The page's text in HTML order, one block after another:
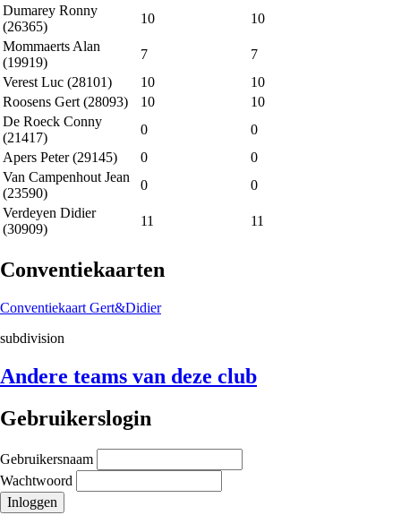
Dumarey Ronny
(26365)
10
10
Mommaerts Alan
(19919)
7
7
Verest Luc (28101)
10
10
Roosens Gert (28093)
10
10
De Roeck Conny
(21417)
0
0
Apers Peter (29145)
0
0
Van Campenhout Jean
(23590)
0
0
Verdeyen Didier
(30909)
11 11
Conventiekaarten
Conventiekaart Gert&Didier
subdivision
Andere teams van deze club
Gebruikerslogin
Gebruikersnaam
Wachtwoord